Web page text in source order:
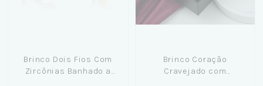
Brinco Dois Fios Com
Zircônias Banhado a
Brinco Coração
Cravejado com